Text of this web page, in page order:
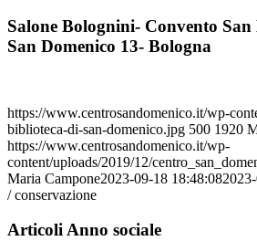
Salone Bolognini- Convento San
San Domenico 13- Bologna
https://www.centrosandomenico.it/wp-
biblioteca-di-san-domenico.jpg 500 1920
https://www.centrosandomenico.it/wp-
content/uploads/2019/12/
Maria Campone2023-09-18 18:48:08
/ conservazione
Articoli Anno sociale